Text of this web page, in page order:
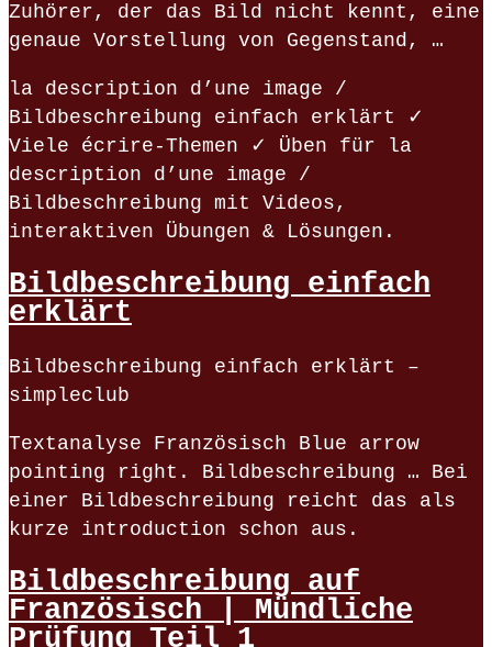
Zuhörer, der das Bild nicht kennt, eine
genaue Vorstellung von Gegenstand, …
la description d’une image /
Bildbeschreibung einfach erklärt ✓
Viele écrire-Themen ✓ Üben für la
description d’une image /
Bildbeschreibung mit Videos,
interaktiven Übungen & Lösungen.
Bildbeschreibung einfach
erklärt
Bildbeschreibung einfach erklärt –
simpleclub
Textanalyse Französisch Blue arrow
pointing right. Bildbeschreibung … Bei
einer Bildbeschreibung reicht das als
kurze introduction schon aus.
Bildbeschreibung auf
Französisch | Mündliche
Prüfung Teil 1